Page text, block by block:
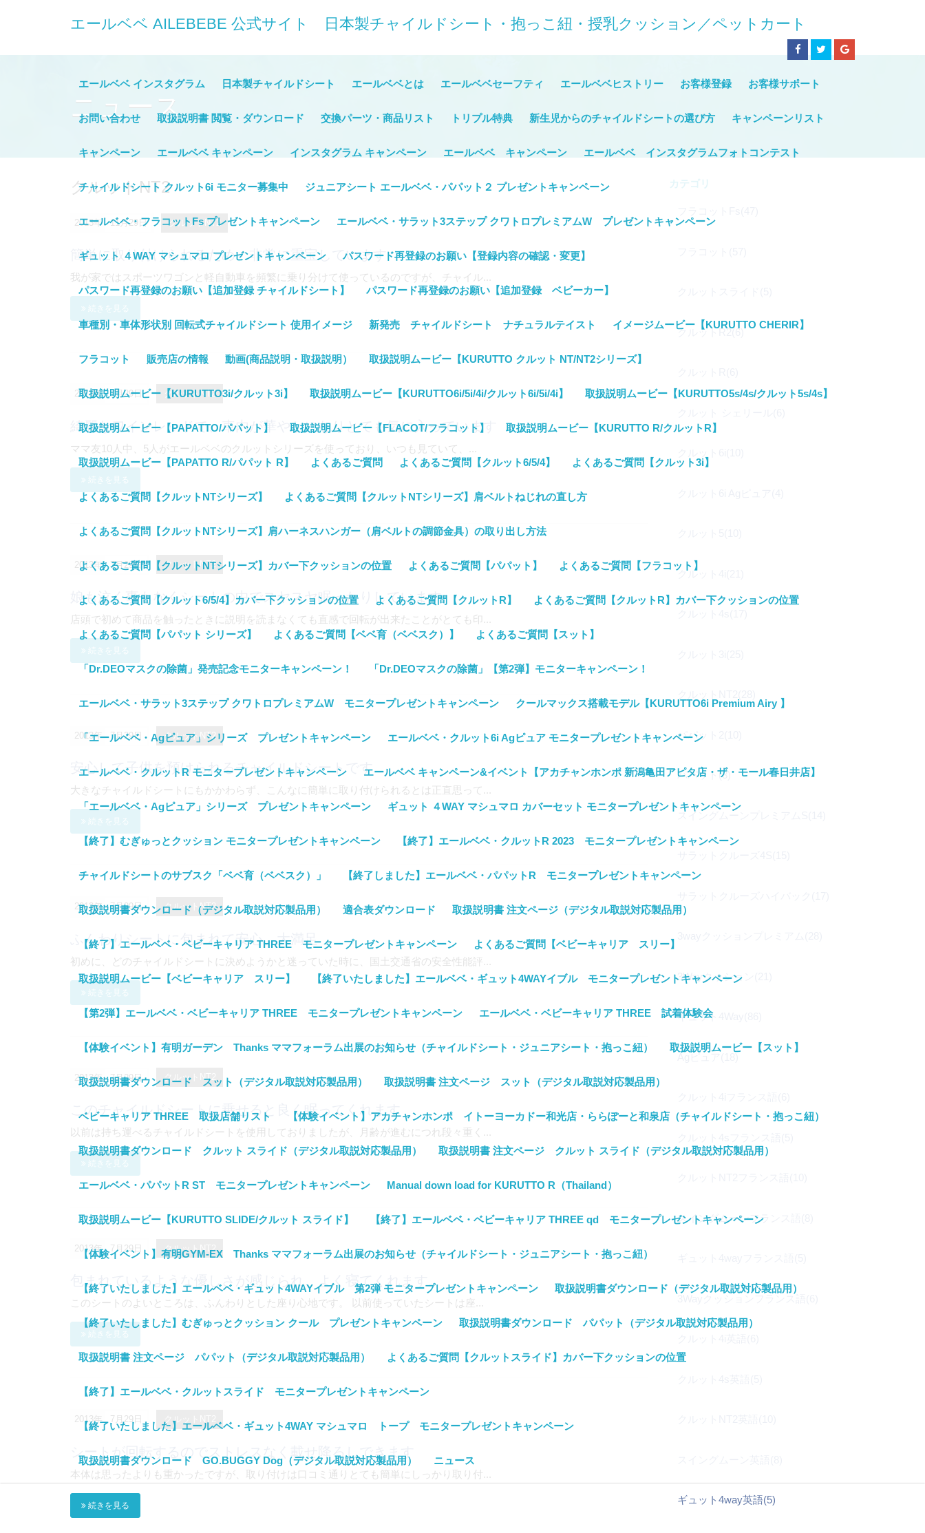
エールベベ AILEBEBE 公式サイト 日本製チャイルドシート・抱っこ紐・授乳クッション／ペットカート
エールベベ インスタグラム 日本製チャイルドシート エールベベとは エールベベセーフティ エールベベヒストリー お客様登録 お客様サポート
お問い合わせ 取扱説明書 閲覧・ダウンロード 交換パーツ・商品リスト トリプル特典 新生児からのチャイルドシートの選び方 キャンペーンリスト
キャンペーン エールベベ キャンペーン インスタグラム キャンペーン エールベベ キャンペーン エールベベ インスタグラムフォトコンテスト
チャイルドシート クルット6i モニター募集中 ジュニアシート エールベベ・パパット２ プレゼントキャンペーン
エールベベ・フラコットFs プレゼントキャンペーン エールベベ・サラット3ステップ クワトロプレミアムW プレゼントキャンペーン
ギュット ４WAY マシュマロ プレゼントキャンペーン パスワード再登録のお願い【登録内容の確認・変更】
パスワード再登録のお願い【追加登録 チャイルドシート】 パスワード再登録のお願い【追加登録 ベビーカー】
車種別・車体形状別 回転式チャイルドシート 使用イメージ 新発売 チャイルドシート ナチュラルテイスト イメージムービー【KURUTTO CHERIR】
フラコット 販売店の情報 動画(商品説明・取扱説明） 取扱説明ムービー【KURUTTO クルット NT/NT2シリーズ】
取扱説明ムービー【KURUTTO3i/クルット3i】 取扱説明ムービー【KURUTTO6i/5i/4i/クルット6i/5i/4i】 取扱説明ムービー【KURUTTO5s/4s/クルット5s/4s】
取扱説明ムービー【PAPATTO/パパット】 取扱説明ムービー【FLACOT/フラコット】 取扱説明ムービー【KURUTTO R/クルットR】
取扱説明ムービー【PAPATTO R/パパット R】 よくあるご質問 よくあるご質問【クルット6/5/4】 よくあるご質問【クルット3i】
よくあるご質問【クルットNTシリーズ】 よくあるご質問【クルットNTシリーズ】肩ベルトねじれの直し方
よくあるご質問【クルットNTシリーズ】肩ハーネスハンガー（肩ベルトの調節金具）の取り出し方法
よくあるご質問【クルットNTシリーズ】カバー下クッションの位置 よくあるご質問【パパット】 よくあるご質問【フラコット】
よくあるご質問【クルット6/5/4】カバー下クッションの位置 よくあるご質問【クルットR】 よくあるご質問【クルットR】カバー下クッションの位置
よくあるご質問【パパット シリーズ】 よくあるご質問【ベベ育（ベベスク）】 よくあるご質問【スット】
「Dr.DEOマスクの除菌」発売記念モニターキャンペーン！ 「Dr.DEOマスクの除菌」【第2弾】モニターキャンペーン！
エールベベ・サラット3ステップ クワトロプレミアムW モニタープレゼントキャンペーン クールマックス搭載モデル【KURUTTO6i Premium Airy 】
「エールベベ・Agピュア」シリーズ プレゼントキャンペーン エールベベ・クルット6i Agピュア モニタープレゼントキャンペーン
エールベベ・クルットR モニタープレゼントキャンペーン エールベベ キャンペーン&イベント【アカチャンホンポ 新潟亀田アピタ店・ザ・モール春日井店】
「エールベベ・Agピュア」シリーズ プレゼントキャンペーン ギュット ４WAY マシュマロ カバーセット モニタープレゼントキャンペーン
【終了】むぎゅっとクッション モニタープレゼントキャンペーン 【終了】エールベベ・クルットR 2023 モニタープレゼントキャンペーン
チャイルドシートのサブスク「ベベ育（ベベスク）」 【終了しました】エールベベ・パパットR モニタープレゼントキャンペーン
取扱説明書ダウンロード（デジタル取説対応製品用） 適合表ダウンロード 取扱説明書 注文ページ（デジタル取説対応製品用）
【終了】エールベベ・ベビーキャリア THREE モニタープレゼントキャンペーン よくあるご質問【ベビーキャリア スリー】
取扱説明ムービー【ベビーキャリア スリー】 【終了いたしました】エールベベ・ギュット4WAYイブル モニタープレゼントキャンペーン
【第2弾】エールベベ・ベビーキャリア THREE モニタープレゼントキャンペーン エールベベ・ベビーキャリア THREE 試着体験会
【体験イベント】有明ガーデン Thanks ママフォーラム出展のお知らせ（チャイルドシート・ジュニアシート・抱っこ紐） 取扱説明ムービー【スット】
取扱説明書ダウンロード スット（デジタル取説対応製品用） 取扱説明書 注文ページ スット（デジタル取説対応製品用）
ベビーキャリア THREE 取扱店舗リスト 【体験イベント】アカチャンホンポ イトーヨーカドー和光店・ららぽーと和泉店（チャイルドシート・抱っこ紐）
取扱説明書ダウンロード クルット スライド（デジタル取説対応製品用） 取扱説明書 注文ページ クルット スライド（デジタル取説対応製品用）
エールベベ・パパットR ST モニタープレゼントキャンペーン Manual down load for KURUTTO R（Thailand）
取扱説明ムービー【KURUTTO SLIDE/クルット スライド】 【終了】エールベベ・ベビーキャリア THREE qd モニタープレゼントキャンペーン
【体験イベント】有明GYM-EX Thanks ママフォーラム出展のお知らせ（チャイルドシート・ジュニアシート・抱っこ紐）
【終了いたしました】エールベベ・ギュット4WAYイブル 第2弾 モニタープレゼントキャンペーン 取扱説明書ダウンロード（デジタル取説対応製品用）
【終了いたしました】むぎゅっとクッション クール プレゼントキャンペーン 取扱説明書ダウンロード パパット（デジタル取説対応製品用）
取扱説明書 注文ページ パパット（デジタル取説対応製品用） よくあるご質問【クルットスライド】カバー下クッションの位置
【終了】エールベベ・クルットスライド モニタープレゼントキャンペーン
【終了いたしました】エールベベ・ギュット4WAY マシュマロ トープ モニタープレゼントキャンペーン
取扱説明書ダウンロード GO.BUGGY Dog（デジタル取説対応製品用） ニュース
ニュース
クルットNT2
2013年 11月29日 クルットNT2
簡単に取り付けられるため、非常に重宝しています
我が家ではスポーツワゴンと軽自動車を頻繁に乗り分けて使っているのですが、チャイル...
続きを見る
2013年 7月29日 クルットNT2
綺麗なワインレッドで、車内が華やかになりとても気に入っています
ママ友10人中、5人がエールベベのクルットシリーズを使っており、いつも見ていて、...
続きを見る
2013年 7月29日 クルットNT2
娘も泣く事もなくシートの中でスヤスヤ眠ったりしています
店頭で初めて商品を触ったときに説明を読まなくても直感で回転が出来たことがとても印...
続きを見る
2013年 7月29日 クルットNT2
安心して子供を預けられるチャイルドシートです
大きなチャイルドシートにもかかわらず、こんなに簡単に取り付けられるとは正直思って...
続きを見る
2013年 7月29日 クルットNT2
ふんわりシートに包まれて安心、大満足
初めに、どのチャイルドシートに決めようかと迷っていた時に、国土交通省の安全性能評...
続きを見る
2013年 7月29日 クルットNT2
このチャイルドシートに乗せると良く眠ってくれます
以前は持ち運べるチャイルドシートを使用しておりましたが、月齢が進むにつれ段々重く...
続きを見る
2013年 7月29日 クルットNT2
包まれているような優しさが感じられ、よく寝てくれます。
このシートのよいところは、ふんわりとした座り心地です。 以前使っていたシートは座...
続きを見る
2013年 7月29日 クルットNT2
シートが回転するのでストレスなく載せ降ろしできます
本体は思ったよりも重かったですが、取り付けは口コミ通りとても簡単にしっかり取り付...
続きを見る
カテゴリ
クルットR2(6)
クルット4i(21)
パパット2(10)
パパット(3)
スイングムーンプレミアムS(14)
3Wayクッション(21)
ギュット4Way(86)
スイングムーンフランス語(8)
ギュット4way英語(5)